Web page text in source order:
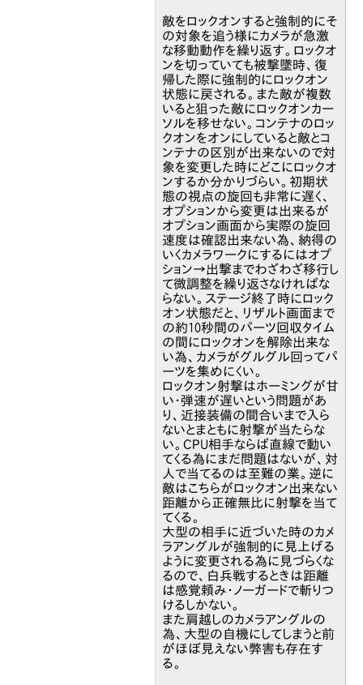
敵をロックオンすると強制的にそ
の対象を追う様にカメラが急激
な移動動作を繰り返す。ロックオ
ンを切っていても被撃墜時、復
帰した際に強制的にロックオン
状態に戻される。また敵が複数
いると狙った敵にロックオンカー
ソルを移せない。コンテナのロッ
クオンをオンにしていると敵とコ
ンテナの区別が出来ないので対
象を変更した時にどこにロックオ
ンするか分かりづらい。初期状
態の視点の旋回も非常に遅く、
オプションから変更は出来るが
オプション画面から実際の旋回
速度は確認出来ない為、納得の
いくカメラワークにするにはオプ
ション→出撃までわざわざ移行し
て微調整を繰り返さなければな
らない。ステージ終了時にロック
オン状態だと、リザルト画面まで
の約10秒間のパーツ回収タイム
の間にロックオンを解除出来な
い為、カメラがグルグル回ってパ
ーツを集めにくい。
ロックオン射撃はホーミングが甘
い・弾速が遅いという問題があ
り、近接装備の間合いまで入ら
ないとまともに射撃が当たらな
い。CPU相手ならば直線で動い
てくる為にまだ問題はないが、対
人で当てるのは至難の業。逆に
敵はこちらがロックオン出来ない
距離から正確無比に射撃を当て
てくる。
大型の相手に近づいた時のカメ
ラアングルが強制的に見上げる
ように変更される為に見づらくな
るので、白兵戦するときは距離
は感覚頼み・ノーガードで斬りつ
けるしかない。
また肩越しのカメラアングルの
為、大型の自機にしてしまうと前
がほぼ見えない弊害も存在す
る。